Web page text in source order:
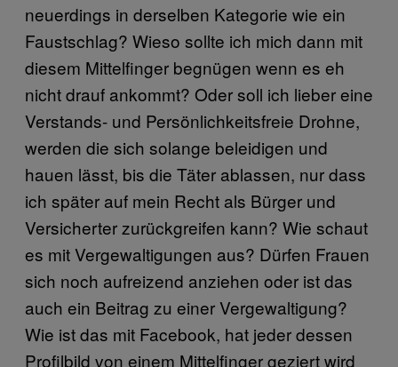
neuerdings in derselben Kategorie wie ein
Faustschlag? Wieso sollte ich mich dann mit
diesem Mittelfinger begnügen wenn es eh
nicht drauf ankommt? Oder soll ich lieber eine
Verstands- und Persönlichkeitsfreie Drohne,
werden die sich solange beleidigen und
hauen lässt, bis die Täter ablassen, nur dass
ich später auf mein Recht als Bürger und
Versicherter zurückgreifen kann? Wie schaut
es mit Vergewaltigungen aus? Dürfen Frauen
sich noch aufreizend anziehen oder ist das
auch ein Beitrag zu einer Vergewaltigung?
Wie ist das mit Facebook, hat jeder dessen
Profilbild von einem Mittelfinger geziert wird